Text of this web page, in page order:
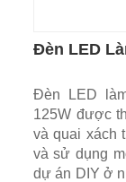
Đèn LED
Đèn LED
125W được
và quai xách
và sử dụng
dự án DIY ở